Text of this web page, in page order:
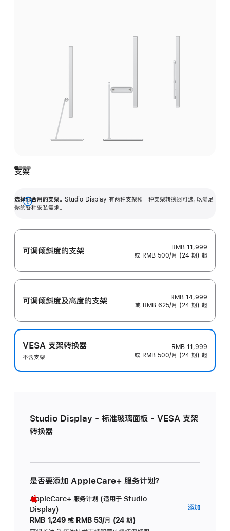
支架
选择你合用的支架。 Studio Display 有两种支架和一种支架转换器可选，以满足
你的各种安装需求。
展
可调倾斜度的支架
RMB 11,999
或 RMB 500/月 (24 期) 起
可调倾斜度及高‍度的支‍架
RMB 14,999
或 RMB 625/月 (24 期) 起
VESA 支架转换器
不含支架
RMB 11,999
或 RMB 500/月 (24 期) 起
Studio Display - 标准玻璃面板 - VESA 支架
转换器
是否要添加 AppleCare+ 服务计划？
AppleCare+ 服务计划 (适用于 Studio
Display)
RMB 1,249 或 RMB 53/月 (24 期)
添加